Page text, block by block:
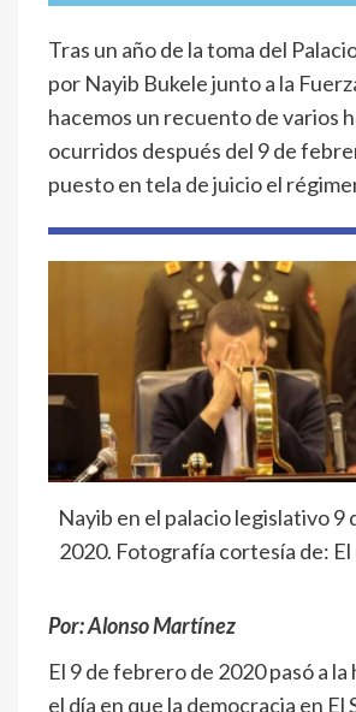
Tras un año de la toma del
por Nayib Bukele junto a la
hacemos un recuento de varios
ocurridos después del 9 de
puesto en tela de juicio el
Nayib en el palacio legislativo 9
2020. Fotografía cortesía de:
Por: Alonso Martínez
El 9 de febrero de 2020 pasó a
el día en que la democracia en El